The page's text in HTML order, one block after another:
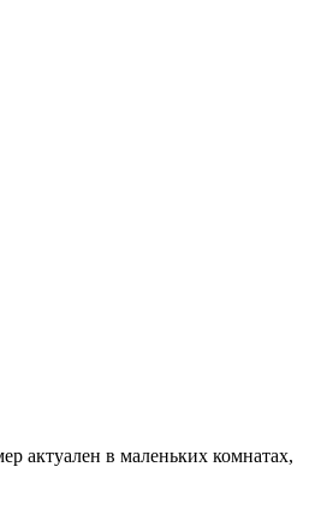
актуален в маленьких комнатах,